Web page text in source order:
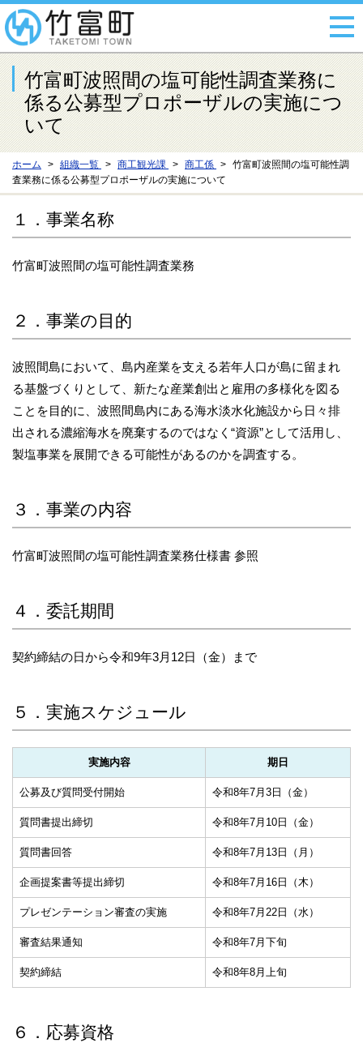
竹富町波照間の塩可能性調査業務に
係る公募型プロポーザルの実施につ
いて
ホーム 組織一覧 商工観光課 商工係
竹富町波照間の塩可能性調
査業務に係る公募型プロポーザルの実施について
１．事業名称
竹富町波照間の塩可能性調査業務
２．事業の目的
波照間島において、島内産業を支える若年人口が島に留まれ
る基盤づくりとして、新たな産業創出と雇用の多様化を図る
ことを目的に、波照間島内にある海水淡水化施設から日々排
出される濃縮海水を廃棄するのではなく“資源”として活用し、
製塩事業を展開できる可能性があるのかを調査する。
３．事業の内容
竹富町波照間の塩可能性調査業務仕様書 参照
４．委託期間
契約締結の日から令和9年3月12日（金）まで
５．実施スケジュール
実施内容 期日
公募及び質問受付開始 令和8年7月3日（金）
質問書提出締切 令和8年7月10日（金）
質問書回答 令和8年7月13日（月）
企画提案書等提出締切 令和8年7月16日（木）
プレゼンテーション審査の実施 令和8年7月22日（水）
審査結果通知 令和8年7月下旬
契約締結 令和8年8月上旬
６．応募資格